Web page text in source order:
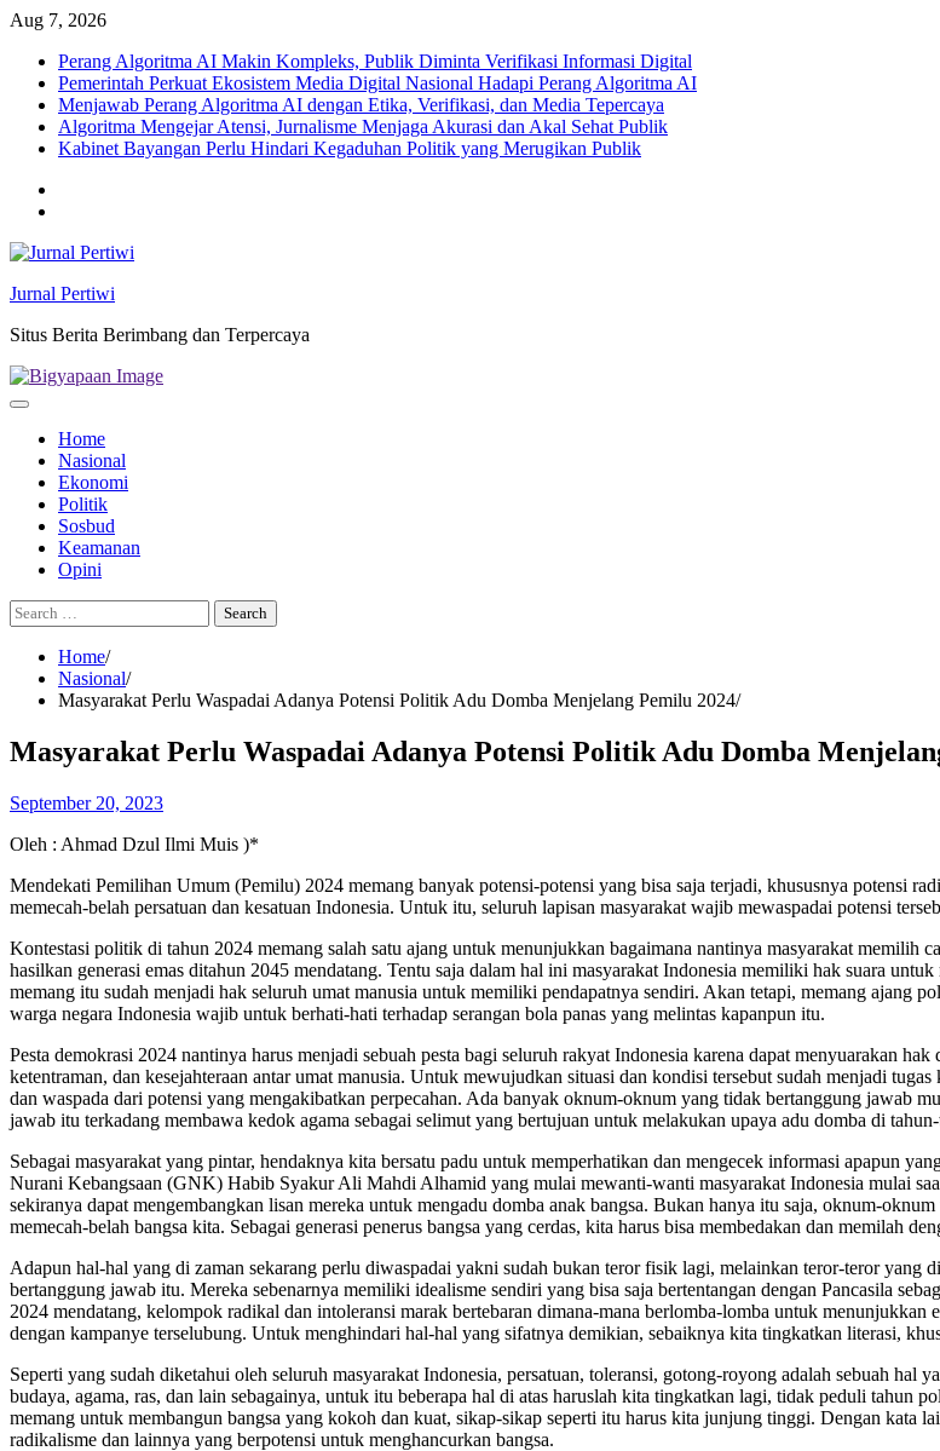
Skip
content
Aug 7, 2026
Perang Algoritma AI Makin Kompleks, Publik Diminta Verifikasi Informasi Digital
Pemerintah Perkuat Ekosistem Media Digital Nasional Hadapi Perang Algoritma AI
Menjawab Perang Algoritma AI dengan Etika, Verifikasi, dan Media Tepercaya
Algoritma Mengejar Atensi, Jurnalisme Menjaga Akurasi dan Akal Sehat Publik
Kabinet Bayangan Perlu Hindari Kegaduhan Politik yang Merugikan Publik
Jurnal Pertiwi
Situs Berita Berimbang dan Terpercaya
Home
Nasional
Ekonomi
Politik
Sosbud
Keamanan
Opini
Search
for:
Home
Nasional
Masyarakat Perlu Waspadai Adanya Potensi Politik Adu Domba Menjelang Pemilu 2024
Masyarakat Perlu Waspadai Adanya Potensi Politik Adu Domba
September 20, 2023
Oleh : Ahmad Dzul Ilmi Muis )*
Mendekati Pemilihan Umum (Pemilu) 2024 memang banyak potensi-potensi yang bisa saja terjadi, khususnya potensi
memecah-belah persatuan dan kesatuan Indonesia. Untuk itu, seluruh lapisan masyarakat wajib mewaspadai potensi
Kontestasi politik di tahun 2024 memang salah satu ajang untuk menunjukkan bagaimana nantinya masyarakat
hasilkan generasi emas ditahun 2045 mendatang. Tentu saja dalam hal ini masyarakat Indonesia memiliki hak suara
memang itu sudah menjadi hak seluruh umat manusia untuk memiliki pendapatnya sendiri. Akan tetapi, memang ajang
warga negara Indonesia wajib untuk berhati-hati terhadap serangan bola panas yang melintas kapanpun itu.
Pesta demokrasi 2024 nantinya harus menjadi sebuah pesta bagi seluruh rakyat Indonesia karena dapat menyuarakan
ketentraman, dan kesejahteraan antar umat manusia. Untuk mewujudkan situasi dan kondisi tersebut sudah menjadi
dan waspada dari potensi yang mengakibatkan perpecahan. Ada banyak oknum-oknum yang tidak bertanggung jawab
jawab itu terkadang membawa kedok agama sebagai selimut yang bertujuan untuk melakukan upaya adu domba di
Sebagai masyarakat yang pintar, hendaknya kita bersatu padu untuk memperhatikan dan mengecek informasi apapun
Nurani Kebangsaan (GNK) Habib Syakur Ali Mahdi Alhamid yang mulai mewanti-wanti masyarakat Indonesia mulai
sekiranya dapat mengembangkan lisan mereka untuk mengadu domba anak bangsa. Bukan hanya itu saja, oknum-
memecah-belah bangsa kita. Sebagai generasi penerus bangsa yang cerdas, kita harus bisa membedakan dan memilah
Adapun hal-hal yang di zaman sekarang perlu diwaspadai yakni sudah bukan teror fisik lagi, melainkan teror-teror yang
bertanggung jawab itu. Mereka sebenarnya memiliki idealisme sendiri yang bisa saja bertentangan dengan Pancasila
2024 mendatang, kelompok radikal dan intoleransi marak bertebaran dimana-mana berlomba-lomba untuk
dengan kampanye terselubung. Untuk menghindari hal-hal yang sifatnya demikian, sebaiknya kita tingkatkan literasi,
Seperti yang sudah diketahui oleh seluruh masyarakat Indonesia, persatuan, toleransi, gotong-royong adalah sebuah
budaya, agama, ras, dan lain sebagainya, untuk itu beberapa hal di atas haruslah kita tingkatkan lagi, tidak peduli tahun
memang untuk membangun bangsa yang kokoh dan kuat, sikap-sikap seperti itu harus kita junjung tinggi. Dengan kata
radikalisme dan lainnya yang berpotensi untuk menghancurkan bangsa.